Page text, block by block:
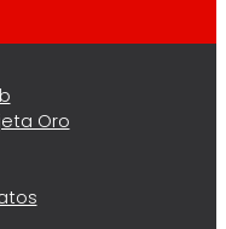
Oro